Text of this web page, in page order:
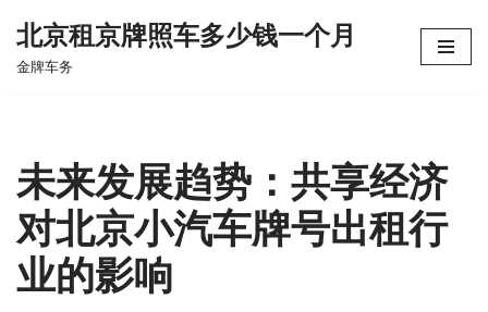
跳
北京租京牌照车多少钱一个月
金牌车务
未来发展趋势：共享经济
对北京小汽车牌号出租行
业的影响